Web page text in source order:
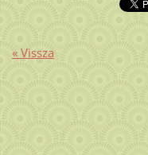
« Vissza